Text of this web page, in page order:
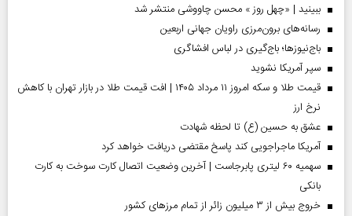
ببینید | «چهل روز » محسن چاووشی منتشر شد
رسانه‌های برون‌مرزی راویان جهانی اربعین
باج‌نیوزها؛ باج‌گیری در لباس افشاگری
سپر آمریکا نشوید
قیمت طلا و سکه امروز ۱۱ مرداد ۱۴۰۵ | افت قیمت طلا در بازار تهران با کاهش
نرخ ارز
عشق به حسین (ع) تا لحظه شهادت
آمریکا ماجراجویی کند پاسخ مقتضی دریافت خواهد کرد
سهمیه ۶۰ لیتری پابرجاست | آخرین وضعیت اتصال کارت سوخت به کارت
بانکی
خروج بیش از ۳ میلیون زائر از تمام مرز‌های کشور